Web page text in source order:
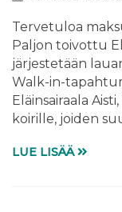
Tervetuloa
Paljon toivottu
järjestetään
Walk-in-
Eläinsairaala
koirille, joiden
LUE LISÄÄ